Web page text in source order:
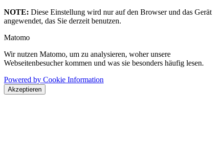
NOTE: Diese Einstellung wird nur auf den Browser und das Gerät
angewendet, das Sie derzeit benutzen.
Matomo
Wir nutzen Matomo, um zu analysieren, woher unsere
Webseitenbesucher kommen und was sie besonders häufig lesen.
Powered by Cookie Information
Akzeptieren